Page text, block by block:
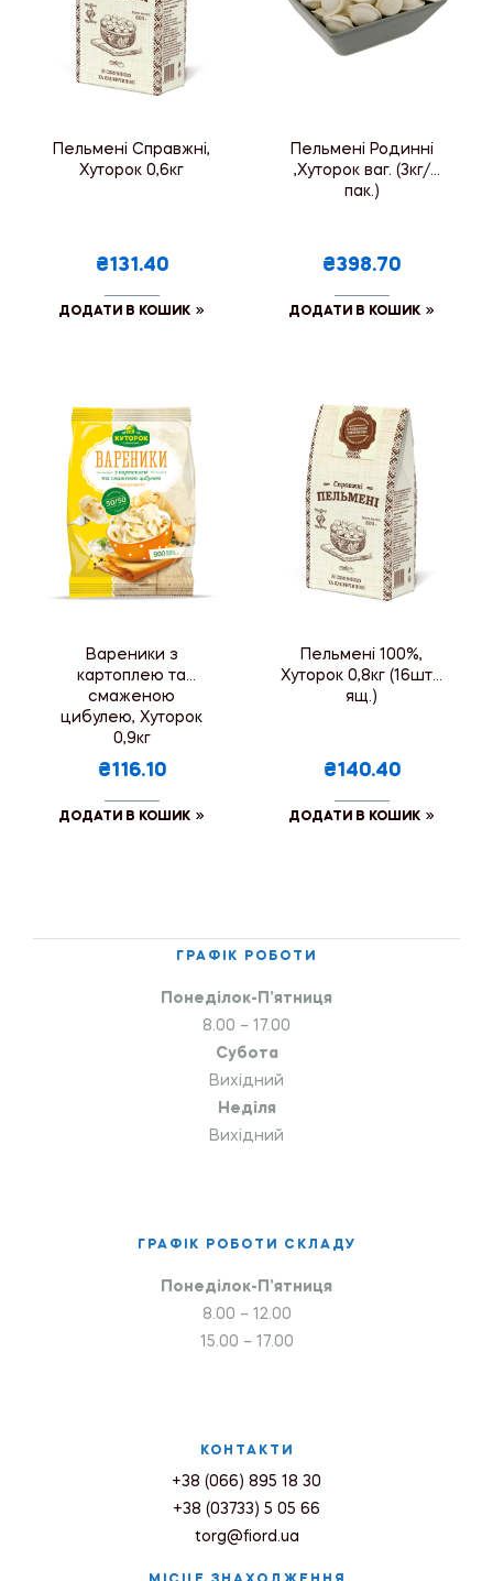
Пельмені Справжні,
Хуторок 0,6кг
₴131.40
ДОДАТИ В КОШИК
Пельмені Родинні
,Хуторок ваг. (3кг/
пак.)
₴398.70
ДОДАТИ В КОШИК
Вареники з
картоплею та
смаженою
цибулею, Хуторок
0,9кг
₴116.10
ДОДАТИ В КОШИК
Пельмені 100%,
Хуторок 0,8кг (16шт./
ящ.)
₴140.40
ДОДАТИ В КОШИК
ГРАФІК РОБОТИ
Понеділок-П’ятниця
8.00 – 17.00
Субота
Вихідний
Неділя
Вихідний
ГРАФІК РОБОТИ СКЛАДУ
Понеділок-П’ятниця
8.00 – 12.00
15.00 – 17.00
КОНТАКТИ
+38 (066) 895 18 30
+38 (03733) 5 05 66
torg@fiord.ua